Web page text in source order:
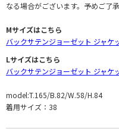
なる場合がございます。予めご了承
Mサイズはこちら
バックサテンジョーゼット ジャケ
Lサイズはこちら
バックサテンジョーゼット ジャケ
model:T.165/B.82/W.58/H.84
着用サイズ：38